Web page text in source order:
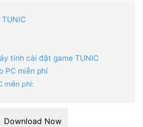
tính cài đặt game TUNIC
PC miễn phí
miễn phí:
Download Now